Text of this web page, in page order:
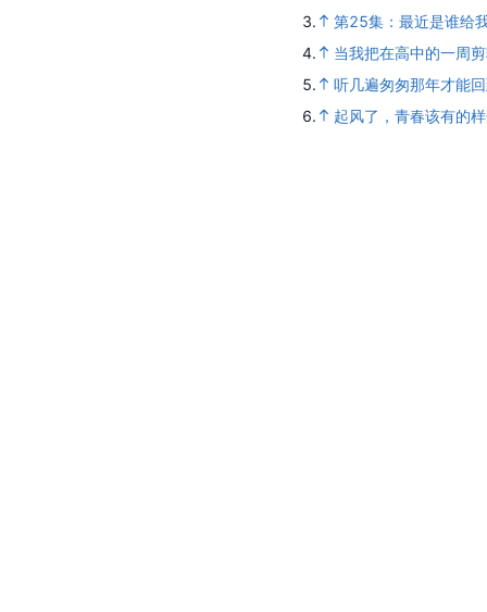
3.
第25集：最近是谁给
4.
当我把在高中的一周
5.
听几遍匆匆那年才能
6.
起风了，青春该有的